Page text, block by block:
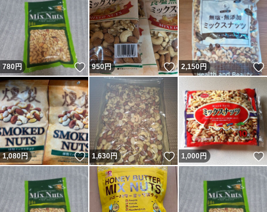
780円 いいね！
950円 いいね！
2,150円
1,080円 いいね！
1,630円 いいね！
1,000円